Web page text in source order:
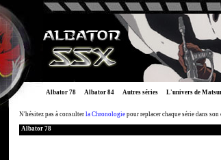
Albator 78 Albator 84 Autres séries L'univers de
N'hésitez pas à consulter la Chronologie pour replacer chaque série dans son
Albator 78